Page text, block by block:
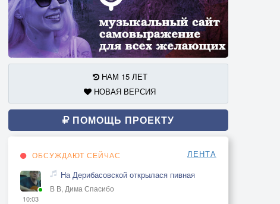
НАМ 15 ЛЕТ
НОВАЯ ВЕРСИЯ
ПОМОЩЬ ПРОЕКТУ
ОБСУЖДАЮТ СЕЙЧАС ЛЕНТА
10:03
На Дерибасовской открылася пивная
В В, Дима Спасибо